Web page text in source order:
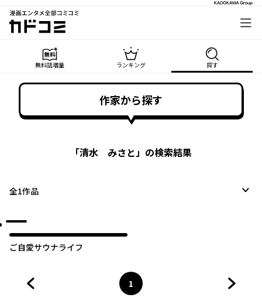
漫画エンタメ全部コミコミ
カドコミ
無料話増量 ランキング 探す
作家から探す
「清水 みさと」の検索結果
全1作品
ご自愛サウナライフ
ページ
1
へ